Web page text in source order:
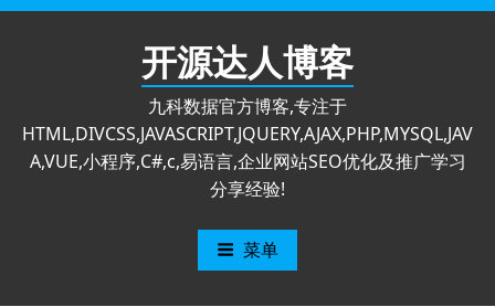
跳
开源达人博客
九科数据官方博客,专注于
HTML,DIVCSS,JAVASCRIPT,JQUERY,AJAX,PHP,MYSQL,JAV
A,VUE,小程序,C#,c,易语言,企业网站SEO优化及推广学习
分享经验!
菜单